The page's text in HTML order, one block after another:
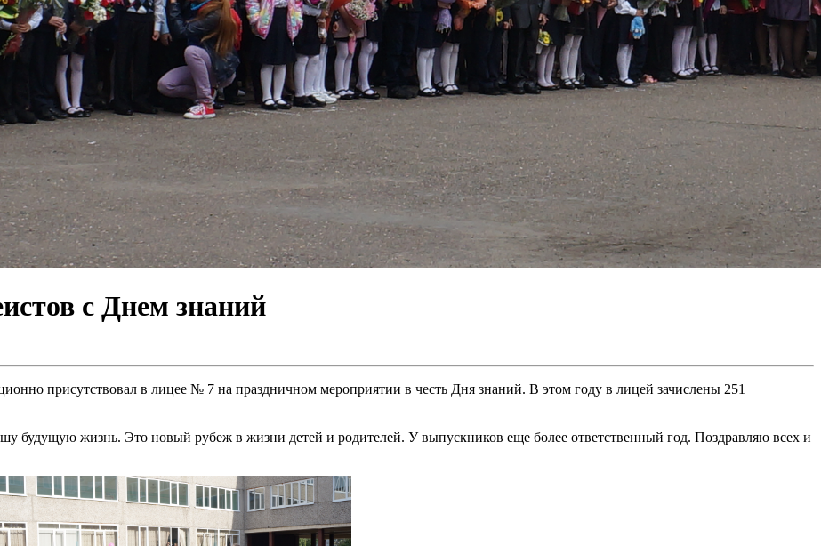
с Днем знаний
присутствовал в лицее № 7 на праздничном мероприятии в честь Дня знаний. В этом году в лицей зачислены 251
будущую жизнь. Это новый рубеж в жизни детей и родителей. У выпускников еще более ответственный год. Поздравляю всех и